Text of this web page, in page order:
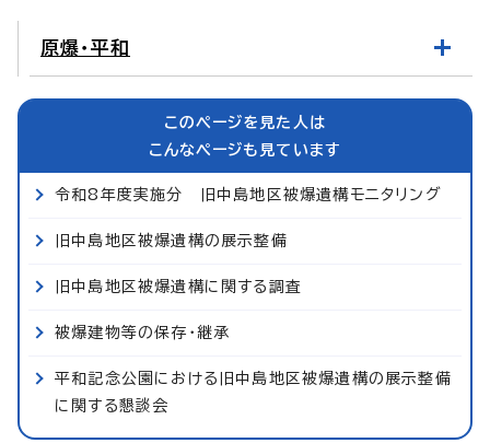
原爆・平和
このページを見た人は
こんなページも見ています
令和8年度実施分 旧中島地区被爆遺構モニタリング
旧中島地区被爆遺構の展示整備
旧中島地区被爆遺構に関する調査
被爆建物等の保存・継承
平和記念公園における旧中島地区被爆遺構の展示整備
に関する懇談会